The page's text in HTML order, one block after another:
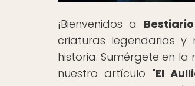
¡Bienvenidos a
criaturas legendarias
historia. Sumérgete en
nuestro artículo "El